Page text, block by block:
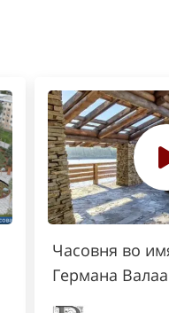
Часовня во
Германа